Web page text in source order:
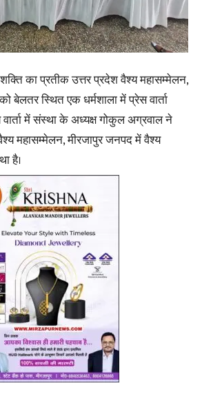
का प्रतीक उत्तर प्रदेश वैश्य महासम्मेलन,
को बेलतर स्थित एक धर्मशाला में प्रेस वार्ता
में संस्था के अध्यक्ष गोकुल अग्रवाल ने
महासम्मेलन, मीरजापुर जनपद में वैश्य
है।